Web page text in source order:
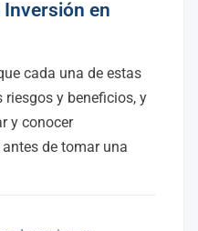
en
cada una de estas
y beneficios, y
y conocer
de tomar una